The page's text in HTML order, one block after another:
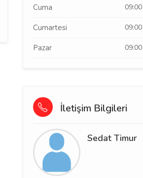
Cuma
Cumartesi
Pazar
İletişim Bilgileri
Sedat Timur